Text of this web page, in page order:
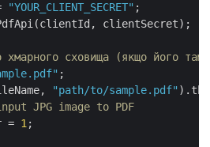
"YOUR_CLIENT_SECRET"
clientSecret);
хмарного сховища (якщо його там
;
"path/to/sample.pdf"
JPG image to PDF
= 1 ;